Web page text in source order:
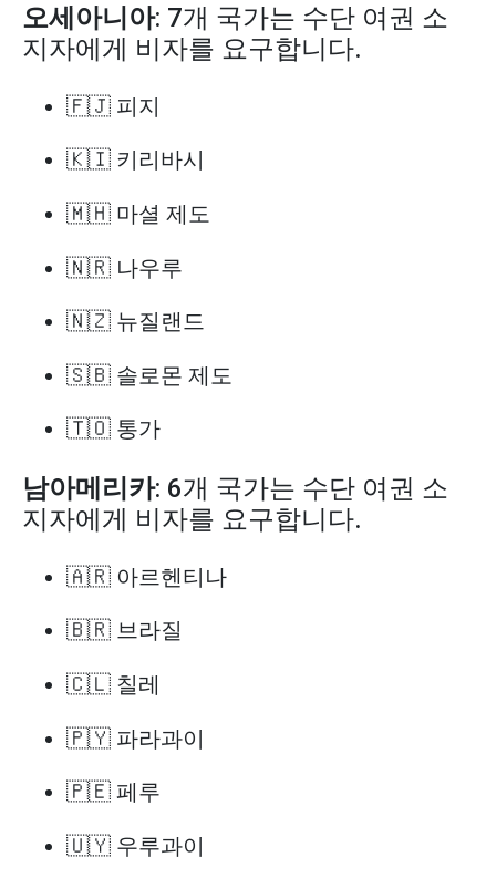
오세아니아: 7개 국가는 수단 여권 소
지자에게 비자를 요구합니다.
🇫🇯 피지
🇰🇮 키리바시
🇲🇭 마셜 제도
🇳🇷 나우루
🇳🇿 뉴질랜드
🇸🇧 솔로몬 제도
🇹🇴 통가
남아메리카: 6개 국가는 수단 여권 소
지자에게 비자를 요구합니다.
🇦🇷 아르헨티나
🇧🇷 브라질
🇨🇱 칠레
🇵🇾 파라과이
🇵🇪 페루
🇺🇾 우루과이